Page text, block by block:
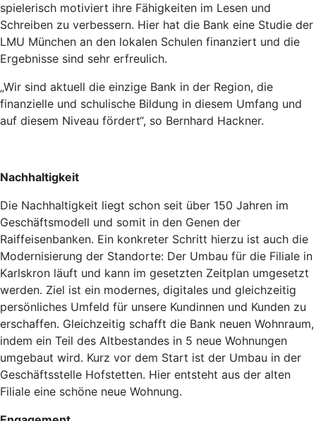
spielerisch motiviert ihre Fähigkeiten im Lesen und
Schreiben zu verbessern. Hier hat die Bank eine Studie der
LMU München an den lokalen Schulen finanziert und die
Ergebnisse sind sehr erfreulich.
„Wir sind aktuell die einzige Bank in der Region, die
finanzielle und schulische Bildung in diesem Umfang und
auf diesem Niveau fördert“, so Bernhard Hackner.
Nachhaltigkeit
Die Nachhaltigkeit liegt schon seit über 150 Jahren im
Geschäftsmodell und somit in den Genen der
Raiffeisenbanken. Ein konkreter Schritt hierzu ist auch die
Modernisierung der Standorte: Der Umbau für die Filiale in
Karlskron läuft und kann im gesetzten Zeitplan umgesetzt
werden. Ziel ist ein modernes, digitales und gleichzeitig
persönliches Umfeld für unsere Kundinnen und Kunden zu
erschaffen. Gleichzeitig schafft die Bank neuen Wohnraum,
indem ein Teil des Altbestandes in 5 neue Wohnungen
umgebaut wird. Kurz vor dem Start ist der Umbau in der
Geschäftsstelle Hofstetten. Hier entsteht aus der alten
Filiale eine schöne neue Wohnung.